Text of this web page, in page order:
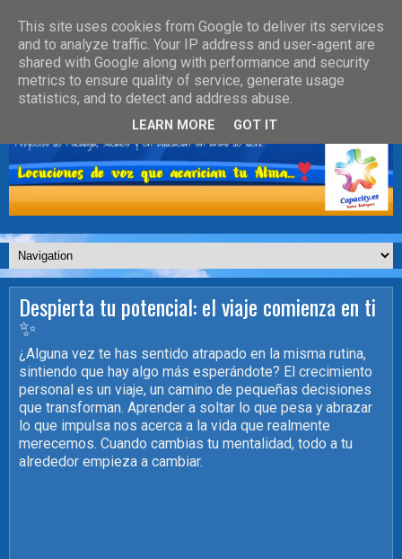
Despierta tu potencial: el viaje comienza en ti
✨
¿Alguna vez te has sentido atrapado en la misma rutina,
sintiendo que hay algo más esperándote? El crecimiento
personal es un viaje, un camino de pequeñas decisiones
que transforman. Aprender a soltar lo que pesa y abrazar
lo que impulsa nos acerca a la vida que realmente
merecemos. Cuando cambias tu mentalidad, todo a tu
alrededor empieza a cambiar.
This site uses cookies from Google to deliver its services
and to analyze traffic. Your IP address and user-agent are
shared with Google along with performance and security
metrics to ensure quality of service, generate usage
statistics, and to detect and address abuse.
LEARN MORE GOT IT